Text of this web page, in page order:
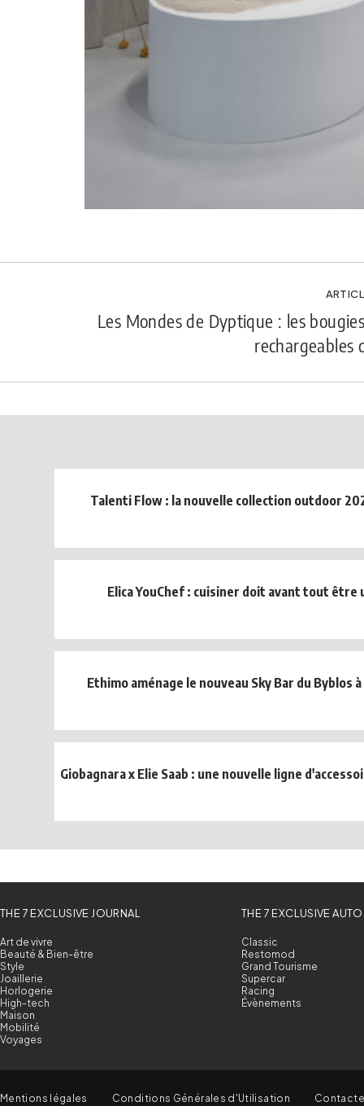
Les Mondes de Dyptique : les
rechargeables
Talenti Flow : la nouvelle collection outdoor
Elica YouChef : cuisiner doit avant tout être
Ethimo aménage le nouveau Sky Bar du Byblos
Giobagnara x Elie Saab : une nouvelle ligne
THE 7 EXCLUSIVE JOURNAL
Art de vivre
Beauté & Bien-être
Style
Joaillerie
Horlogerie
High-tech
Maison
Mobilité
Voyages
THE 7 EXCLUSIVE AUTO
Classic
Restomod
Grand Tourisme
Supercar
Racing
Évènements
Mentions légales Conditions Générales d'Utilisation